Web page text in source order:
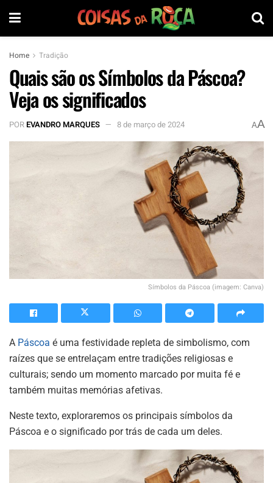
Home Tradição
Quais são os Símbolos da Páscoa?
Veja os significados
POREVANDRO MARQUES 8 de março de 2024 AA
Símbolos da Páscoa (imagem: Canva)
A Páscoa é uma festividade repleta de simbolismo, com
raízes que se entrelaçam entre tradições religiosas e
culturais; sendo um momento marcado por muita fé e
também muitas memórias afetivas.
Neste texto, exploraremos os principais símbolos da
Páscoa e o significado por trás de cada um deles.